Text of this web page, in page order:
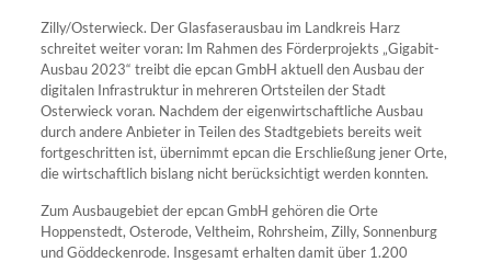
Zilly/Osterwieck. Der Glasfaserausbau im Landkreis Harz
schreitet weiter voran: Im Rahmen des Förderprojekts „Gigabit-
Ausbau 2023“ treibt die epcan GmbH aktuell den Ausbau der
digitalen Infrastruktur in mehreren Ortsteilen der Stadt
Osterwieck voran. Nachdem der eigenwirtschaftliche Ausbau
durch andere Anbieter in Teilen des Stadtgebiets bereits weit
fortgeschritten ist, übernimmt epcan die Erschließung jener Orte,
die wirtschaftlich bislang nicht berücksichtigt werden konnten.
Zum Ausbaugebiet der epcan GmbH gehören die Orte
Hoppenstedt, Osterode, Veltheim, Rohrsheim, Zilly, Sonnenburg
und Göddeckenrode. Insgesamt erhalten damit über 1.200